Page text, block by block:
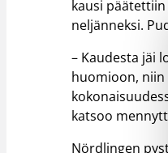
kausi
neljänneksi.
– Kaudesta jäi
huomioon, niin
katsoo
Nördlingen